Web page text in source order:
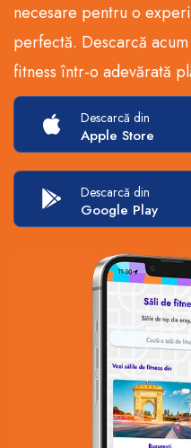
necesare pentru o
perfectă. Descarcă
fitness într-o adevărată
Descarcă din
Apple Store
Descarcă din
Google Play